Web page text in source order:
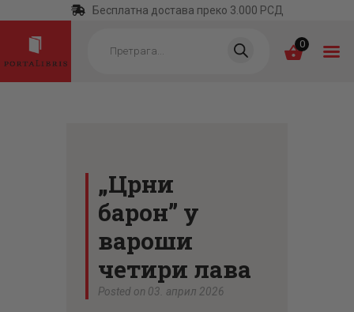
Бесплатна достава преко 3.000 РСД
search 0
НАЈПРОДАВАНИЈЕ
НОВЕ КЊИГЕ
ОТРГНУТО ОД
ЗАБОРАВА
АУТОРИ
„Црни
барон” у
вароши
четири лава
Posted on 03. април 2026